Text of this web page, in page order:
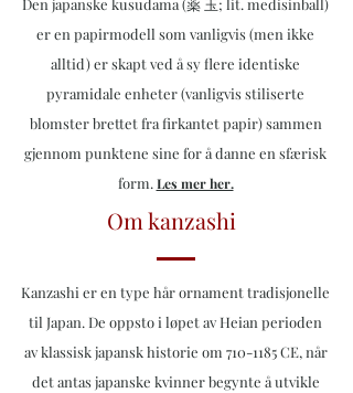
er en papirmodell som vanligvis (men ikke
alltid) er skapt ved å sy flere identiske
pyramidale enheter (vanligvis stiliserte
blomster brettet fra firkantet papir) sammen
gjennom punktene sine for å danne en sfærisk
form. Les mer her.
Om kanzashi
Kanzashi er en type hår ornament tradisjonelle
til Japan. De oppsto i løpet av Heian perioden
av klassisk japansk historie om 710-1185CE, når
det antas japanske kvinner begynte å utvikle